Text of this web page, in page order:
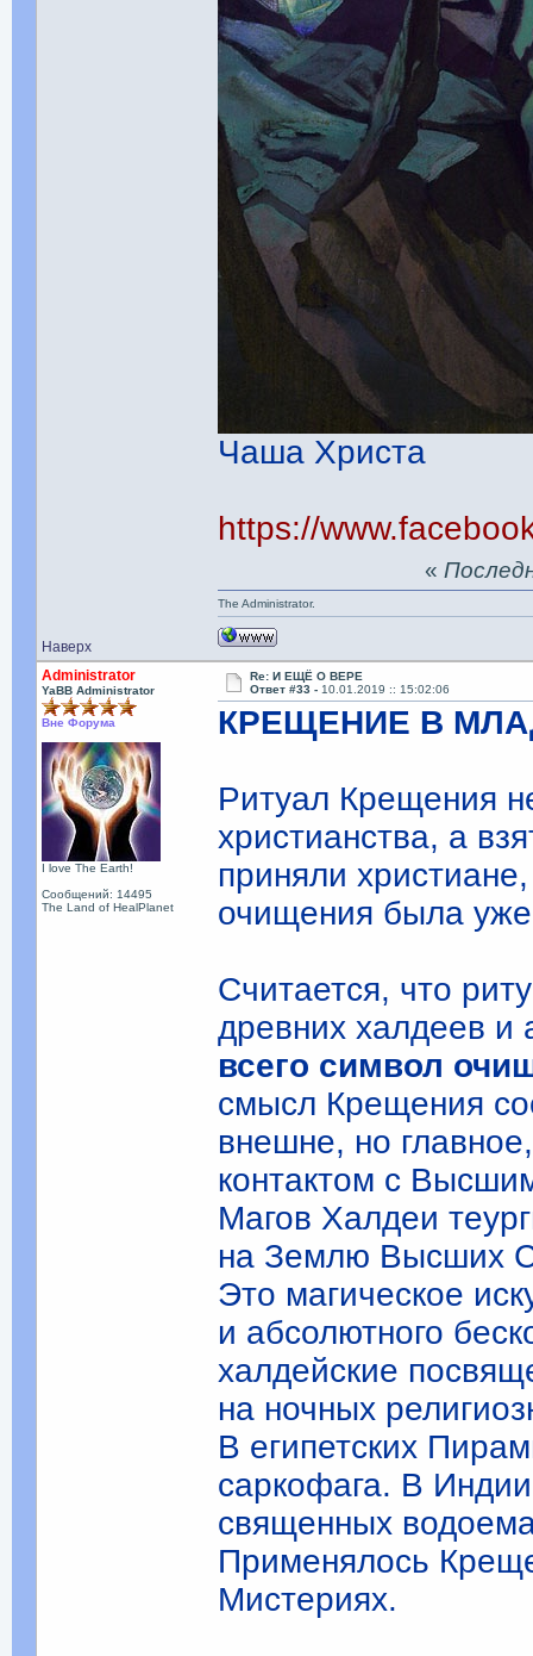
Чаша Христа
https://
Наверх
«
The Administrator.
Administrator
YaBB Administrator
Вне Форума
I love The Earth!
Сообщений: 14495
The Land of HealPlanet
Re: И ЕЩЁ О ВЕРЕ
Ответ #33 - 10.01.2019 :: 15:02:06
КРЕЩЕНИЕ В
Ритуал Крещения
христианства, а
приняли
очищения была
Считается, что
древних халдеев и
всего символ
смысл Крещения
внешне, но
контактом с
Магов Халдеи
на Землю Высших
Это магическое
и абсолютного
халдейские
на ночных
В египетских
саркофага. В
священных
Применялось
Мистериях.